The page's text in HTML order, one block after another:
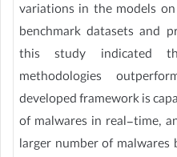
variations in the models
benchmark datasets and
this study indicated
methodologies
developed framework is
of malwares in real-time,
larger number of malwares